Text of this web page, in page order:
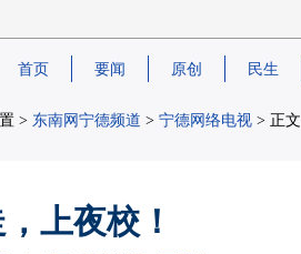
首页 要闻 原创 民生
> 东南网宁德频道 > 宁德网络电视 > 正文
上夜校！